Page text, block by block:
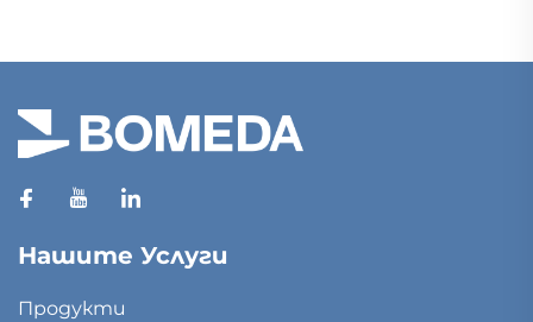
Нашите Услуги
Продукти